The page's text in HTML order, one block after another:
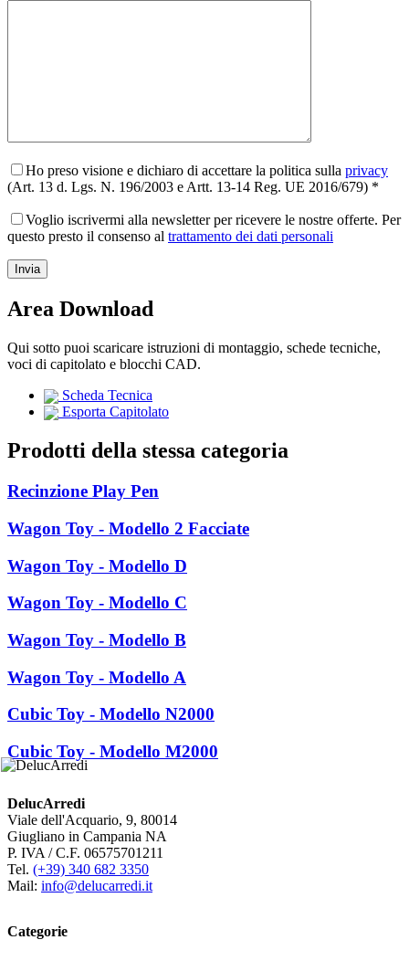
Ho preso visione e dichiaro di accettare la politica sulla privacy
(Art. 13 d. Lgs. N. 196/2003 e Artt. 13-14 Reg. UE 2016/679) *
Voglio iscrivermi alla newsletter per ricevere le nostre offerte. Per
questo presto il consenso al trattamento dei dati personali
Area Download
Qui sotto puoi scaricare istruzioni di montaggio, schede tecniche,
voci di capitolato e blocchi CAD.
Scheda Tecnica
Esporta Capitolato
Prodotti della stessa categoria
Recinzione Play Pen
Wagon Toy - Modello 2 Facciate
Wagon Toy - Modello D
Wagon Toy - Modello C
Wagon Toy - Modello B
Wagon Toy - Modello A
Cubic Toy - Modello N2000
Cubic Toy - Modello M2000
DelucArredi
Viale dell'Acquario, 9, 80014
Giugliano in Campania NA
P. IVA / C.F. 06575701211
Tel. (+39) 340 682 3350
Mail: info@delucarredi.it
Categorie